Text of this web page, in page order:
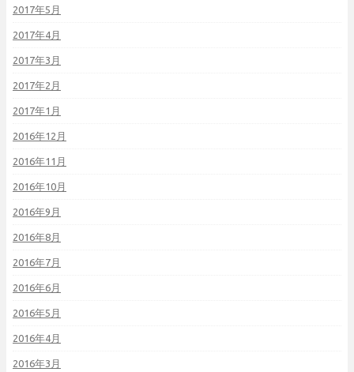
2017年5月
2017年4月
2017年3月
2017年2月
2017年1月
2016年12月
2016年11月
2016年10月
2016年9月
2016年8月
2016年7月
2016年6月
2016年5月
2016年4月
2016年3月